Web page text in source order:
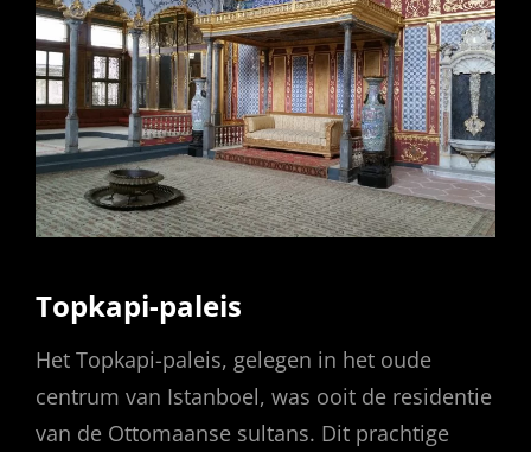
Topkapi-paleis
Het Topkapi-paleis, gelegen in het oude
centrum van Istanboel, was ooit de residentie
van de Ottomaanse sultans. Dit prachtige